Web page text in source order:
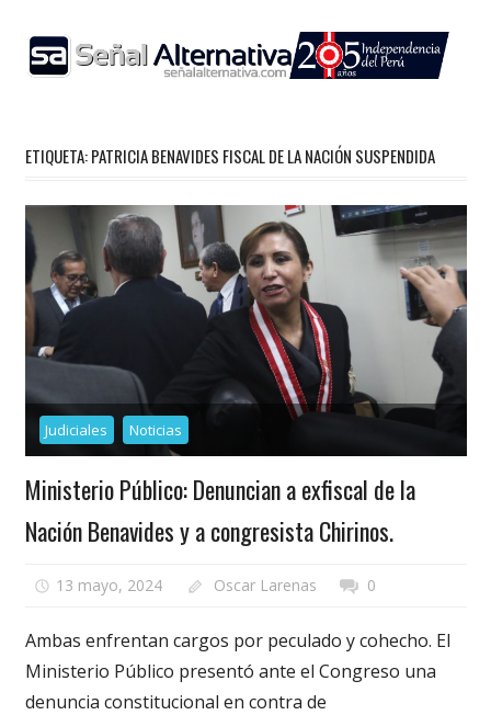
content
ETIQUETA:PATRICIA BENAVIDES FISCAL DE LA NACIÓN SUSPENDIDA
Judiciales Noticias
Ministerio Público: Denuncian a exfiscal de la
Nación Benavides y a congresista Chirinos.
13 mayo, 2024 Oscar Larenas 0
Ambas enfrentan cargos por peculado y cohecho. El
Ministerio Público presentó ante el Congreso una
denuncia constitucional en contra de